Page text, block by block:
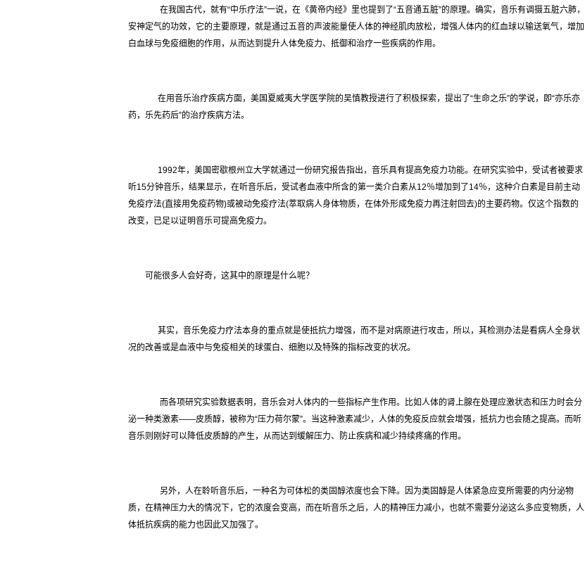
在我国古代，就有“中乐疗法”一说，在《黄帝内经》里也提到了“五音通五脏”的原理。确实，音乐有调摄五脏六肺，
安神定气的功效，它的主要原理，就是通过五音的声波能量使人体的神经肌肉放松，增强人体内的红血球以输送氧气，增加
白血球与免疫细胞的作用，从而达到提升人体免疫力、抵御和治疗一些疾病的作用。
在用音乐治疗疾病方面，美国夏威夷大学医学院的吴慎教授进行了积极探索，提出了“生命之乐”的学说，即“亦乐亦
药，乐先药后”的治疗疾病方法。
1992年，美国密歇根州立大学就通过一份研究报告指出，音乐具有提高免疫力功能。在研究实验中，受试者被要求
听15分钟音乐，结果显示，在听音乐后，受试者血液中所含的第一类介白素从12％增加到了14％，这种介白素是目前主动
免疫疗法(直接用免疫药物)或被动免疫疗法(萃取病人身体物质，在体外形成免疫力再注射回去)的主要药物。仅这个指数的
改变，已足以证明音乐可提高免疫力。
可能很多人会好奇，这其中的原理是什么呢？
其实，音乐免疫力疗法本身的重点就是使抵抗力增强，而不是对病原进行攻击，所以，其检测办法是看病人全身状
况的改善或是血液中与免疫相关的球蛋白、细胞以及特殊的指标改变的状况。
而各项研究实验数据表明，音乐会对人体内的一些指标产生作用。比如人体的肾上腺在处理应激状态和压力时会分
泌一种类激素——皮质醇，被称为“压力荷尔蒙”。当这种激素减少，人体的免疫反应就会增强，抵抗力也会随之提高。而听
音乐则刚好可以降低皮质醇的产生，从而达到缓解压力、防止疾病和减少持续疼痛的作用。
另外，人在聆听音乐后，一种名为可体松的类固醇浓度也会下降。因为类固醇是人体紧急应变所需要的内分泌物
质，在精神压力大的情况下，它的浓度会变高，而在听音乐之后，人的精神压力减小，也就不需要分泌这么多应变物质，人
体抵抗疾病的能力也因此又加强了。